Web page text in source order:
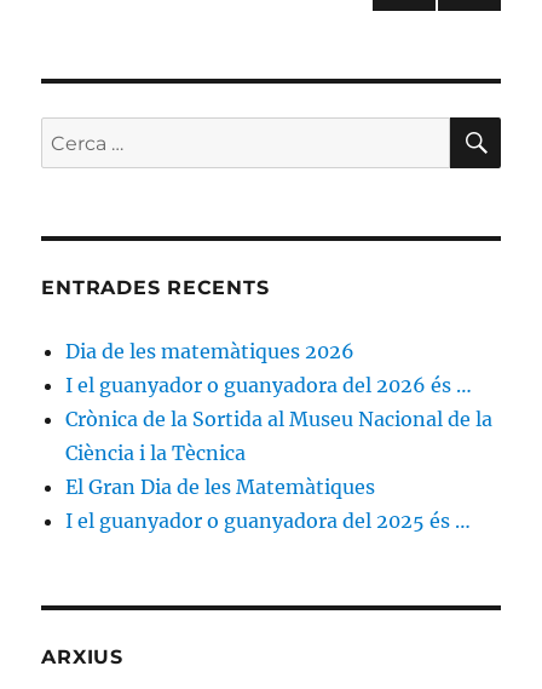
les
entrades
ERIO
R
Cerca:
ENTRADES RECENTS
Dia de les matemàtiques 2026
I el guanyador o guanyadora del 2026 és …
Crònica de la Sortida al Museu Nacional de la
Ciència i la Tècnica
El Gran Dia de les Matemàtiques
I el guanyador o guanyadora del 2025 és …
ARXIUS